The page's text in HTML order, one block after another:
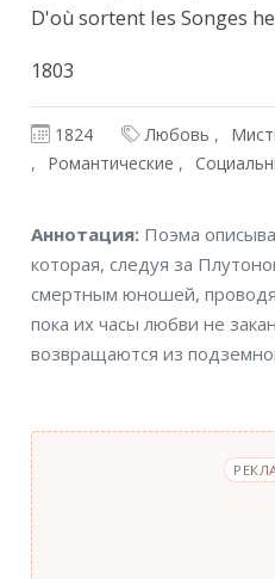
D'où sortent les Songes
1803
1824 Любовь
Романтические
Аннотация
Аннотация: Поэма
которая, следуя за
смертным юношей,
пока их часы любви не
возвращаются из